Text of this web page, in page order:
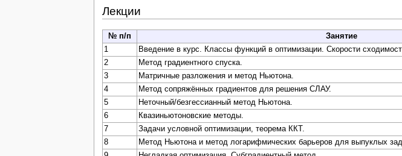
Лекции
№ п/п Занятие
1
Введение в курс. Классы функций в оптимизации. Скорости
2
Метод градиентного спуска.
3
Матричные разложения и метод Ньютона.
4
Метод сопряжённых градиентов для решения СЛАУ.
5
Неточный/безгессианный метод Ньютона.
6
Квазиньютоновские методы.
7
Задачи условной оптимизации, теорема ККТ.
8
Метод Ньютона и метод логарифмических барьеров для выпуклых